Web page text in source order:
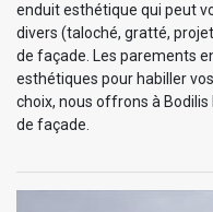
enduit esthétique qui peut
divers (taloché, gratté,
de façade. Les parements
esthétiques pour habiller
choix, nous offrons à
de façade.